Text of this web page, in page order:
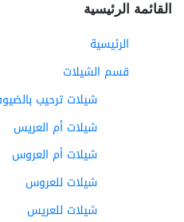
القائمة الرئيسية
الرئيسية
قسم الشيلات
شيلات ترحيب بالضيوف
شيلات أم العريس
شيلات أم العروس
شيلات للعروس
شيلات للعريس